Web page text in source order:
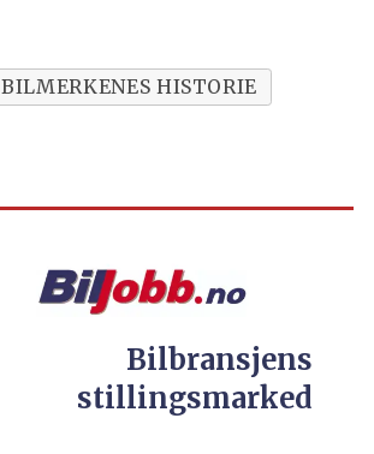
BILMERKENES HISTORIE
Bilbransjens
stillingsmarked